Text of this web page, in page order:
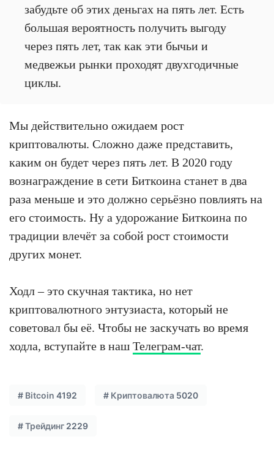
забудьте об этих деньгах на пять лет. Есть
большая вероятность получить выгоду
через пять лет, так как эти бычьи и
медвежьи рынки проходят двухгодичные
циклы.
Мы действительно ожидаем рост
криптовалюты. Сложно даже представить,
каким он будет через пять лет. В 2020 году
вознаграждение в сети Биткоина станет в два
раза меньше и это должно серьёзно повлиять на
его стоимость. Ну а удорожание Биткоина по
традиции влечёт за собой рост стоимости
других монет.
Ходл – это скучная тактика, но нет
криптовалютного энтузиаста, который не
советовал бы её. Чтобы не заскучать во время
ходла, вступайте в наш Телеграм-чат.
# Bitcoin 4192 # Криптовалюта 5020
#Трейдинг 2229